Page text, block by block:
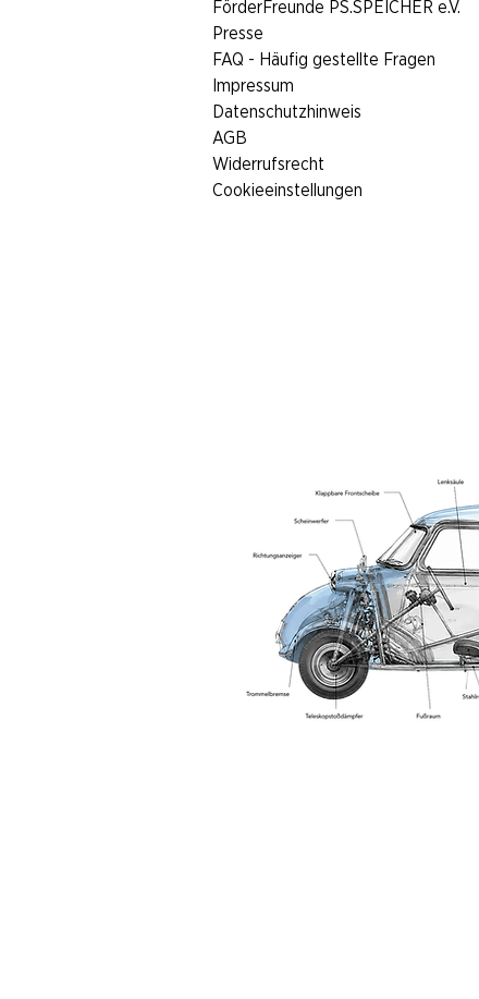
FörderFreunde PS.SPEICHER e.V.
Presse
FAQ - Häufig gestellte Fragen
Impressum
Datenschutzhinweis
AGB
Widerrufsrecht
Cookieeinstellungen